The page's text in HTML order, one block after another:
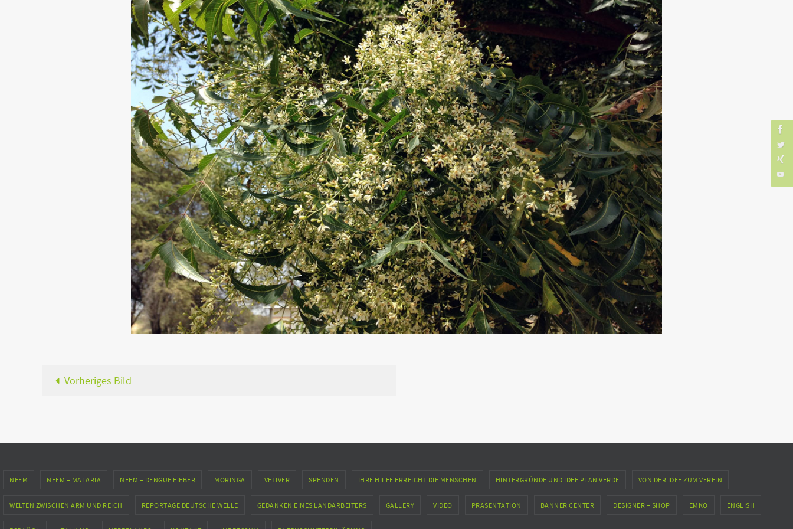
Vorheriges Bild
NEEM NEEM – MALARIA NEEM – DENGUE FIEBER MORINGA VETIVER SPENDEN IHRE HILFE ERREICHT DIE MENSCHEN HINTERGRÜNDE UND IDEE PLAN VERDE VON DER IDEE ZUM VEREIN
WELTEN ZWISCHEN ARM UND REICH REPORTAGE DEUTSCHE WELLE GEDANKEN EINES LANDARBEITERS GALLERY VIDEO PRÄSENTATION BANNER CENTER DESIGNER – SHOP EMKO ENGLISH